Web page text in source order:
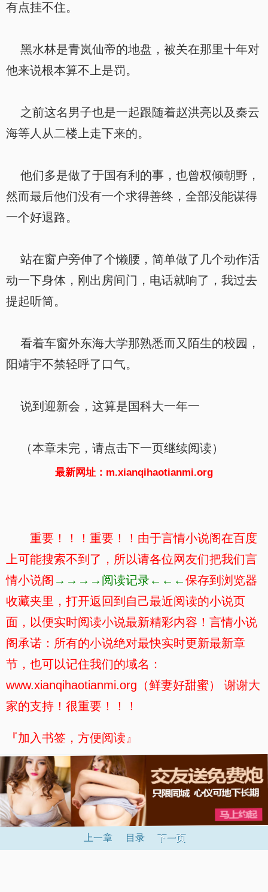
有点挂不住。
黑水林是青岚仙帝的地盘，被关在那里十年对
他来说根本算不上是罚。
之前这名男子也是一起跟随着赵洪亮以及秦云
海等人从二楼上走下来的。
他们多是做了于国有利的事，也曾权倾朝野，
然而最后他们没有一个求得善终，全部没能谋得
一个好退路。
站在窗户旁伸了个懒腰，简单做了几个动作活
动一下身体，刚出房间门，电话就响了，我过去
提起听筒。
看着车窗外东海大学那熟悉而又陌生的校园，
阳靖宇不禁轻呼了口气。
说到迎新会，这算是国科大一年一
（本章未完，请点击下一页继续阅读）
最新网址：m.xianqihaotianmi.org
重要！！！重要！！由于言情小说阁在百度
上可能搜索不到了，所以请各位网友们把我们言
情小说阁 →→→→阅读记录←←←保存到浏览器
收藏夹里，打开返回到自己最近阅读的小说页
面，以便实时阅读小说最新精彩内容！言情小说
阁承诺：所有的小说绝对最快实时更新最新章
节，也可以记住我们的域名：
www.xianqihaotianmi.org（鲜妻好甜蜜） 谢谢大
家的支持！很重要！！！
『加入书签，方便阅读』
上一章 目录 下一页